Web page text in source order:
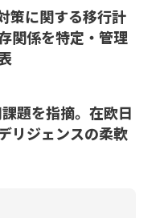
策に関する移行計
関係を特定・管理
題を指摘。在欧日
リジェンスの柔軟